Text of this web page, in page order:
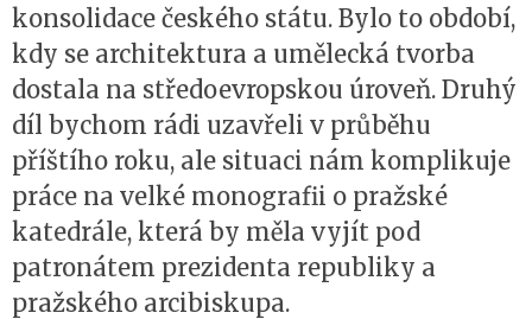
konsolidace českého státu. Bylo to období,
kdy se architektura a umělecká tvorba
dostala na středoevropskou úroveň. Druhý
díl bychom rádi uzavřeli v průběhu
příštího roku, ale situaci nám komplikuje
práce na velké monografii o pražské
katedrále, která by měla vyjít pod
patronátem prezidenta republiky a
pražského arcibiskupa.